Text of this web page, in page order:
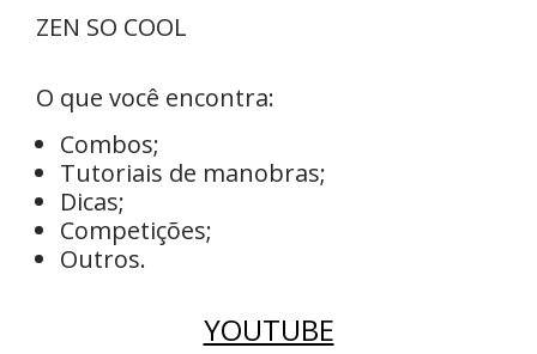
ZEN SO COOL
O que você encontra:
Combos;
Tutoriais de manobras;
Dicas;
Competições;
Outros.
YOUTUBE